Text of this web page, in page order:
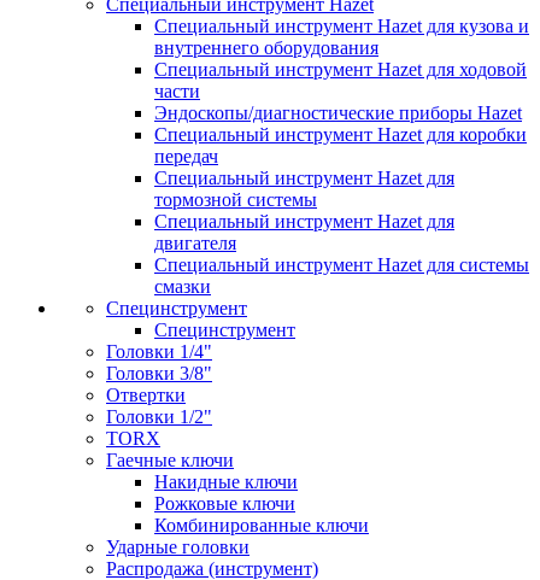
Специальный инструмент Hazet
Специальный инструмент Hazet для кузова и
внутреннего оборудования
Специальный инструмент Hazet для ходовой
части
Эндоскопы/диагностические приборы Hazet
Специальный инструмент Hazet для коробки
передач
Специальный инструмент Hazet для
тормозной системы
Специальный инструмент Hazet для
двигателя
Специальный инструмент Hazet для системы
смазки
Специнструмент
Специнструмент
Головки 1/4"
Головки 3/8"
Отвертки
Головки 1/2"
TORX
Гаечные ключи
Накидные ключи
Рожковые ключи
Комбинированные ключи
Ударные головки
Распродажа (инструмент)